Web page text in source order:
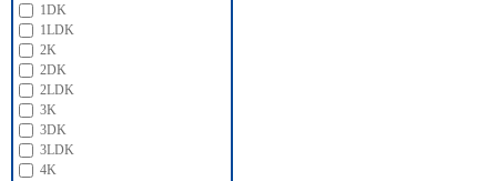
1DK
1LDK
2K
2DK
2LDK
3K
3DK
3LDK
4K